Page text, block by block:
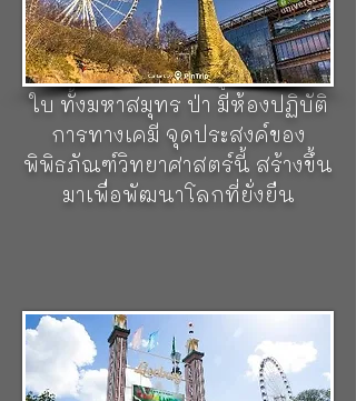
ศึกษาความรู้ด้านวิทยาศาสตร์และ
เทคโนโลยี สร้างขึ้นเป็นอาคาร
ขนาดใหญ่ รวมความรู้ของโลกทั้ง
ใบ ทั้งมหาสมุทร ป่า มีห้องปฏิบัติ
การทางเคมี จุดประสงค์ของ
พิพิธภัณฑ์วิทยาศาสตร์นี้ สร้างขึ้น
มาเพื่อพัฒนาโลกที่ยั่งยืน
สวนสนุกลีเซอเบิร์ก (Liseberg)
เป็นสวนสนุกของเมือง ที่เปิดมา
ตั้งแต่ปี 1923 มีนักท่องเที่ยวมา